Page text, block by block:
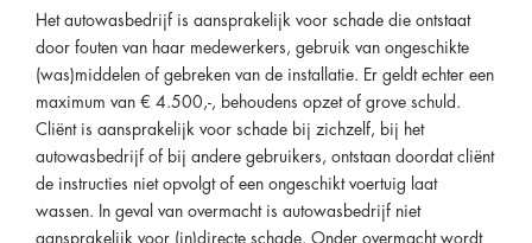
Het autowasbedrijf is aansprakelijk voor schade die ontstaat
door fouten van haar medewerkers, gebruik van ongeschikte
(was)middelen of gebreken van de installatie. Er geldt echter een
maximum van € 4.500,-, behoudens opzet of grove schuld.
Cliënt is aansprakelijk voor schade bij zichzelf, bij het
autowasbedrijf of bij andere gebruikers, ontstaan doordat cliënt
de instructies niet opvolgt of een ongeschikt voertuig laat
wassen. In geval van overmacht is autowasbedrijf niet
aansprakelijk voor (in)directe schade. Onder overmacht wordt